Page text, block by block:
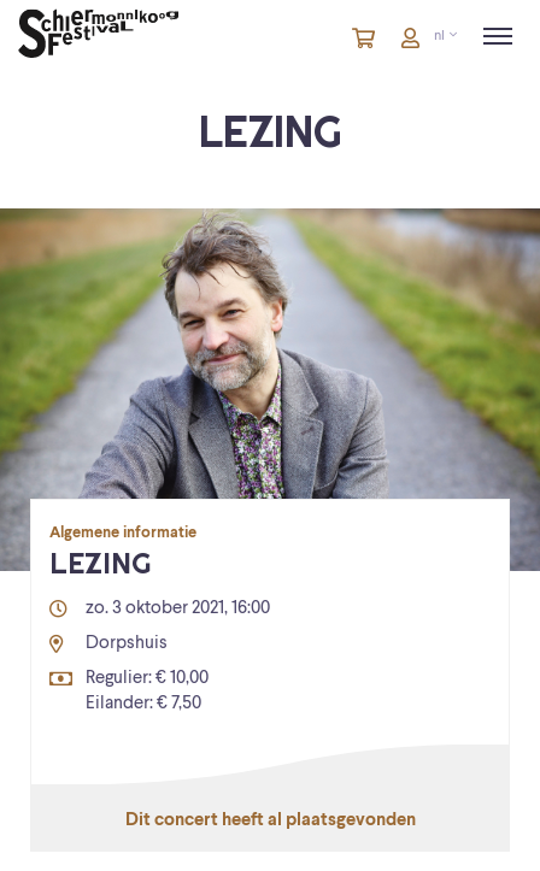
Winkelmandje
artikelen
Account
nl
LEZING
Algemene informatie
LEZING
zo. 3 oktober 2021, 16:00
Dorpshuis
Regulier: € 10,00
Eilander: € 7,50
Dit concert heeft al plaatsgevonden